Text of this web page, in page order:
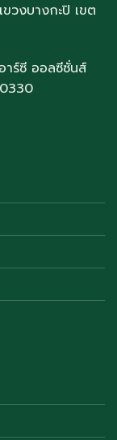
วงบางกะปิ เขต
ร์ซี ออลซีซั่นส์